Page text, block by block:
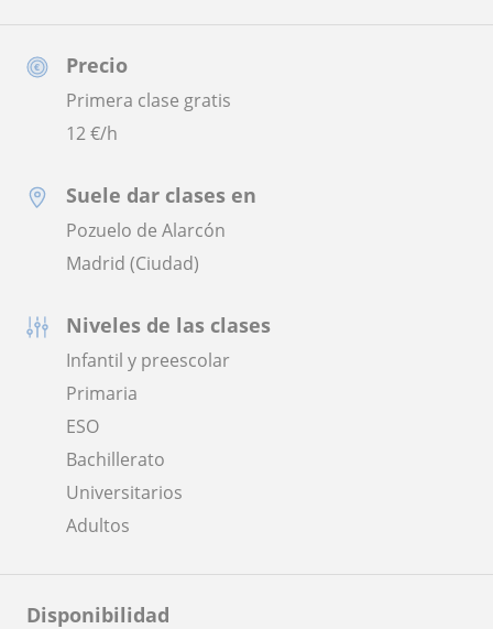
Precio
Primera clase gratis
12€/h
Suele dar clases en
Pozuelo de Alarcón
Madrid (Ciudad)
Niveles de las clases
Infantil y preescolar
Primaria
ESO
Bachillerato
Universitarios
Adultos
Disponibilidad